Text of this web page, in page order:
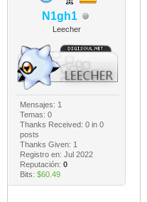
N1gh1
Leecher
Mensajes: 1
Temas: 0
Thanks Received: 0in 0
posts
Thanks Given: 1
Registro en: Jul 2022
Reputación: 0
Bits: $60.49